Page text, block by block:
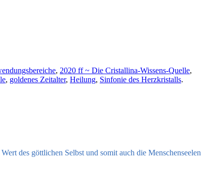
, 2020 ff ~ Die Cristallina-Wissens-Quelle,
, goldenes Zeitalter, Heilung, Sinfonie des Herzkristalls.
des göttlichen Selbst und somit auch die Menschenseelen